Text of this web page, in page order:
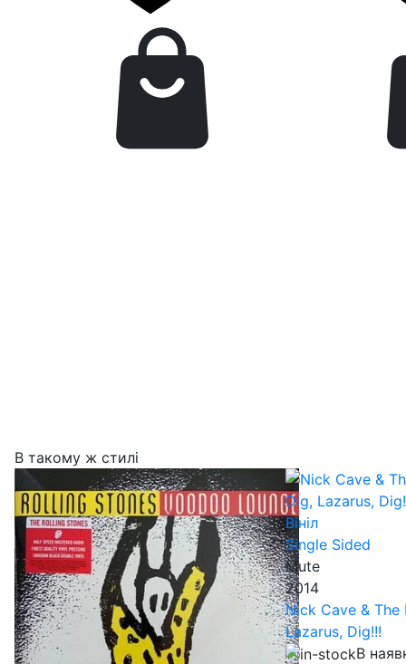
В такому ж стилі
Вініл
Single Sided
Mute
2014
Nick Cave & The
Lazarus, Dig!!!
В